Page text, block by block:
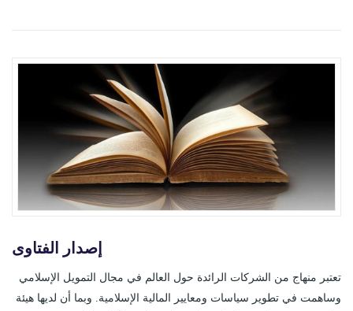
إصدار الفتاوى
تعتبر منهاج من الشركات الرائدة حول العالم في مجال التمويل الإسلامي
وساهمت في تطوير سياسات ومعايير المالية الإسلامية. وبما أن لديها هيئة